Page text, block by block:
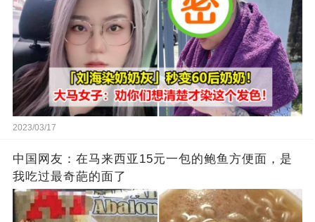
2023/03/17
中国网友：在马来西亚15元一包的鲍鱼方便面，是
我吃过最奇葩的面了